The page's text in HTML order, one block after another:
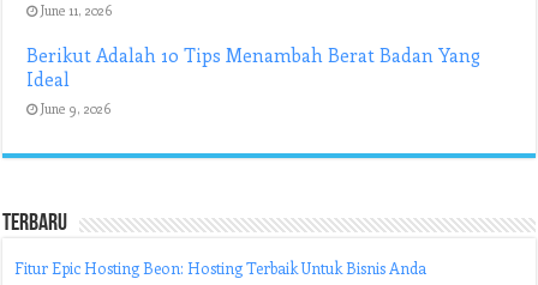
June 11, 2026
Berikut Adalah 10 Tips Menambah Berat Badan Yang
Ideal
June 9, 2026
Terbaru
Fitur Epic Hosting Beon: Hosting Terbaik Untuk Bisnis Anda